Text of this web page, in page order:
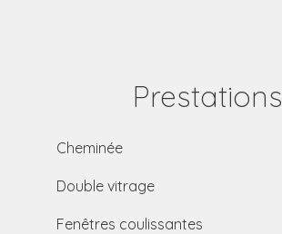
Prestations
Cheminée
Double vitrage
Fenêtres coulissantes